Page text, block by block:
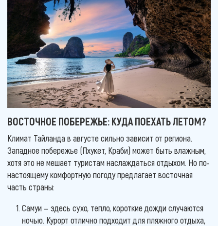
ВОСТОЧНОЕ ПОБЕРЕЖЬЕ: КУДА ПОЕХАТЬ ЛЕТОМ?
Климат Тайланда в августе сильно зависит от региона.
Западное побережье (Пхукет, Краби) может быть влажным,
хотя это не мешает туристам наслаждаться отдыхом. Но по-
настоящему комфортную погоду предлагает восточная
часть страны:
Самуи — здесь сухо, тепло, короткие дожди случаются
ночью. Курорт отлично подходит для пляжного отдыха,